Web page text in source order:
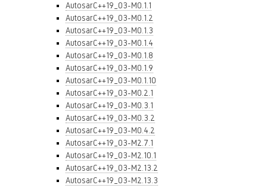
AutosarC++19_03-M0.1.1
AutosarC++19_03-M0.1.2
AutosarC++19_03-M0.1.3
AutosarC++19_03-M0.1.4
AutosarC++19_03-M0.1.8
AutosarC++19_03-M0.1.9
AutosarC++19_03-M0.1.10
AutosarC++19_03-M0.2.1
AutosarC++19_03-M0.3.1
AutosarC++19_03-M0.3.2
AutosarC++19_03-M0.4.2
AutosarC++19_03-M2.7.1
AutosarC++19_03-M2.10.1
AutosarC++19_03-M2.13.2
AutosarC++19_03-M2.13.3